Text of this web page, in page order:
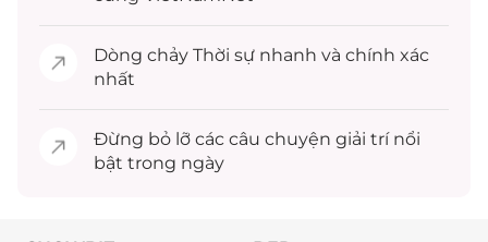
Dòng chảy Thời sự nhanh và chính xác
nhất
Đừng bỏ lỡ các câu chuyện giải trínổi
bật trong ngày